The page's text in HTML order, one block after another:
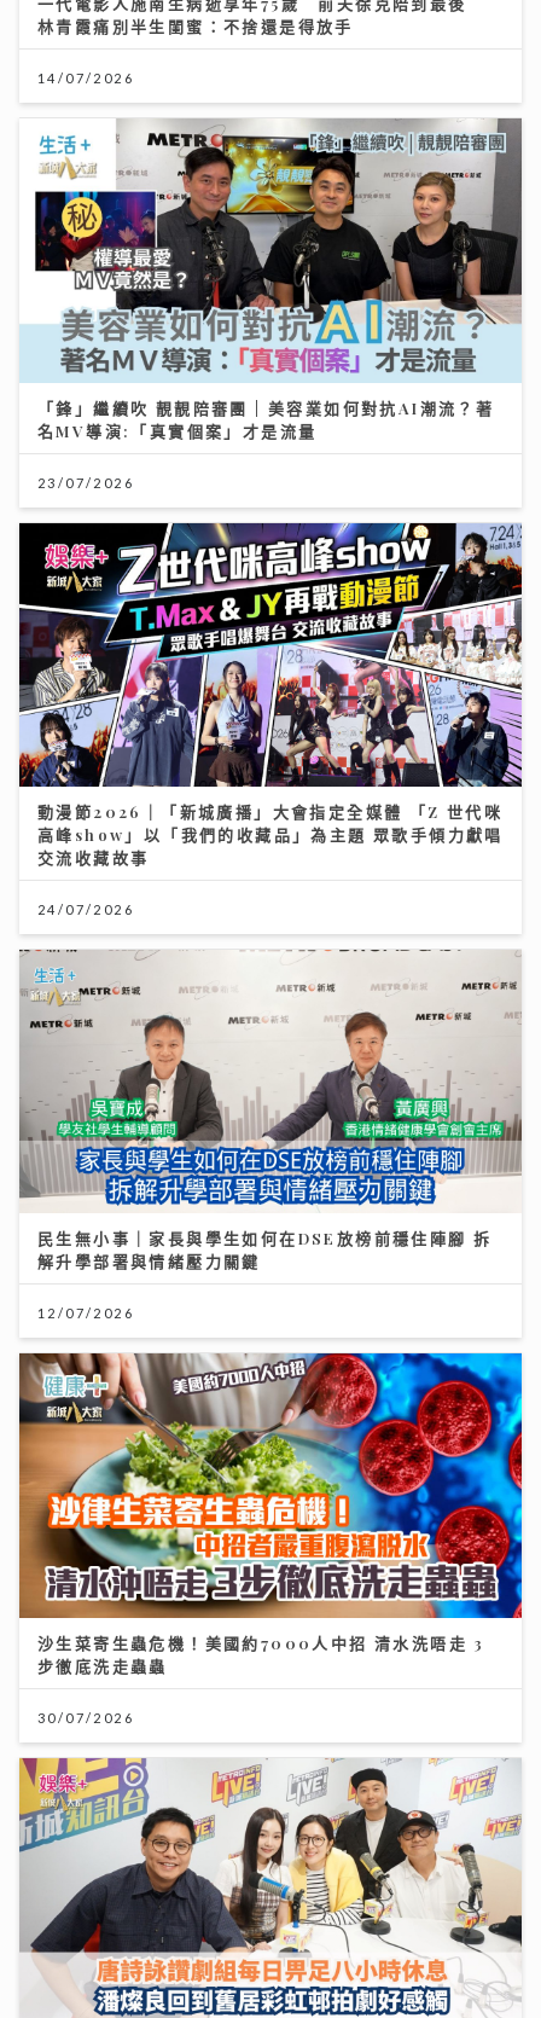
林青霞痛別半生閨蜜：不捨還是得放手
14/07/2026
「鋒」繼續吹 靚靚陪審團 | 美容業如何對抗AI潮流？著
名MV導演:「真實個案」才是流量
23/07/2026
動漫節2026｜「新城廣播」大會指定全媒體 「Z 世代咪
高峰show」以「我們的收藏品」為主題 眾歌手傾力獻唱
交流收藏故事
24/07/2026
民生無小事｜家長與學生如何在DSE放榜前穩住陣腳 拆
解升學部署與情緒壓力關鍵
12/07/2026
沙生菜寄生蟲危機！美國約7000人中招 清水洗唔走 3
步徹底洗走蟲蟲
30/07/2026